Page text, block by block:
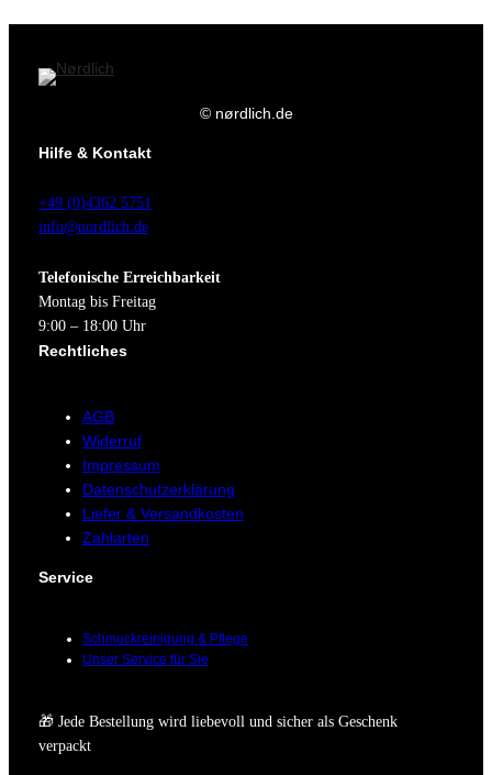
© nørdlich.de
Hilfe & Kontakt
+49 (0)4362 5751
info@nordlich.de
Telefonische Erreichbarkeit
Montag bis Freitag
9:00 – 18:00 Uhr
Rechtliches
AGB
Widerruf
Impressum
Datenschutzerklärung
Liefer & Versandkosten
Zahlarten
Service
Schmuckreinigung & Pflege
Unser Service für Sie
🎁 Jede Bestellung wird liebevoll und sicher als Geschenk
verpackt